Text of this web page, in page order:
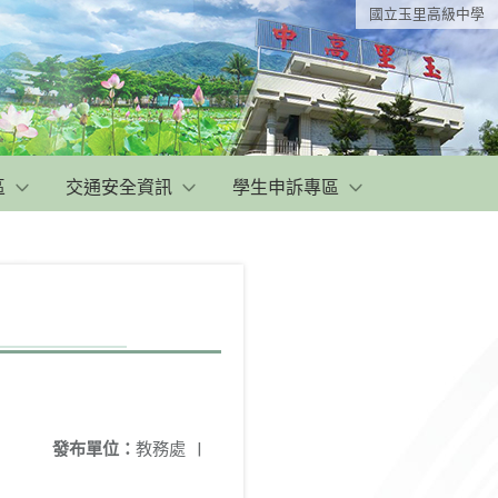
國立玉里高級中學
交通安全資訊 學生申訴專區
發布單位： 教務處 |